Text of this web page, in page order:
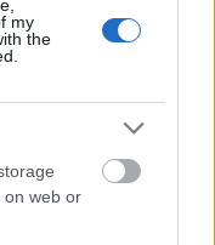
my
the
on web or
Karinthy
rajzok 1922-
nemzetközi
első
példányért
karácsonyi
megszerzett